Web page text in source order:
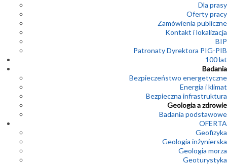
Dla prasy
Oferty pracy
Zamówienia publiczne
Kontakt i lokalizacja
BIP
Patronaty Dyrektora PIG-PIB
100 lat
Badania
Bezpieczeństwo energetyczne
Energia i klimat
Bezpieczna infrastruktura
Geologia a zdrowie
Badania podstawowe
OFERTA
Geofizyka
Geologia inżynierska
Geologia morza
Geoturystyka